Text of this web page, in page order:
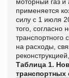
применяется
силу с 1 июля
того, согласно
транспортного
на расходы,
Таблица 1.
транспортных